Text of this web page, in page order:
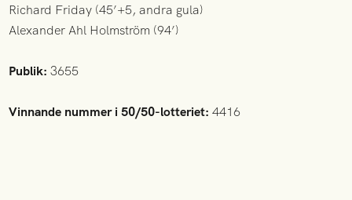
Richard Friday (45’+5, andra gula)
Alexander Ahl Holmström (94’)
Publik: 3655
Vinnande nummer i 50/50-lotteriet:4416